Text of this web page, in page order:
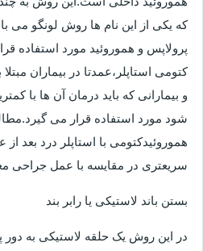
که یکی از این نام ها روش لونگو می
پرولاپس و هموروئید مورد استفاده
و بیمارانی که باید درمان آن ها با
شود مورد استفاده قرار می
هموروئیدکتومی با استاپلر درد بعد
سریعتری در مقایسه با عمل جراحی
بستن باند لاستیکی یا رابر بند
در این روش یک حلقه لاستیکی به دور